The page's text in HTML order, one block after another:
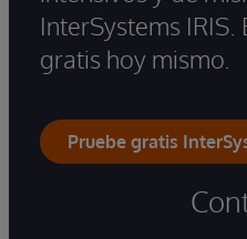
InterSystems IRIS.
gratis hoy mismo.
Pruebe gratis